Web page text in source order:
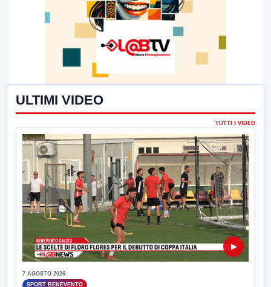
ULTIMI VIDEO
TUTTI I VIDEO
▶
7 AGOSTO 2026
SPORT BENEVENTO